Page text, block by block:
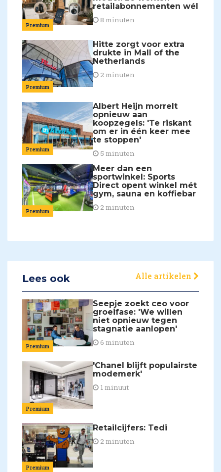
Premium
retailabonnementen wél
8 minuten
Premium
Hitte zorgt voor extra
drukte in Mall of the
Netherlands
2 minuten
Premium
Albert Heijn morrelt
opnieuw aan
koopzegels: 'Te riskant
om er in één keer mee
te stoppen'
5 minuten
Premium
Meer dan een
sportwinkel: Sports
Direct opent winkel mét
gym, sauna en koffiebar
2 minuten
Lees ook Alle artikelen
Premium
Seepje zoekt ceo voor
groeifase: 'We willen
niet opnieuw tegen
stagnatie aanlopen'
6 minuten
Premium
'Chanel blijft populairste
modemerk'
1 minuut
Premium
Retailcijfers: Tedi
2 minuten